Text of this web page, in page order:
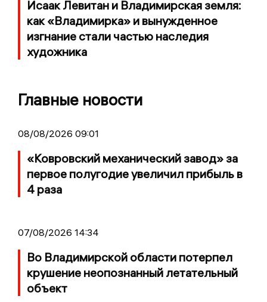
Исаак Левитан и Владимирская земля:
как «Владимирка» и вынужденное
изгнание стали частью наследия
художника
Главные новости
08/08/2026 09:01
«Ковровский механический завод» за
первое полугодие увеличил прибыль в
4 раза
07/08/2026 14:34
Во Владимирской области потерпел
крушение неопознанный летательный
объект